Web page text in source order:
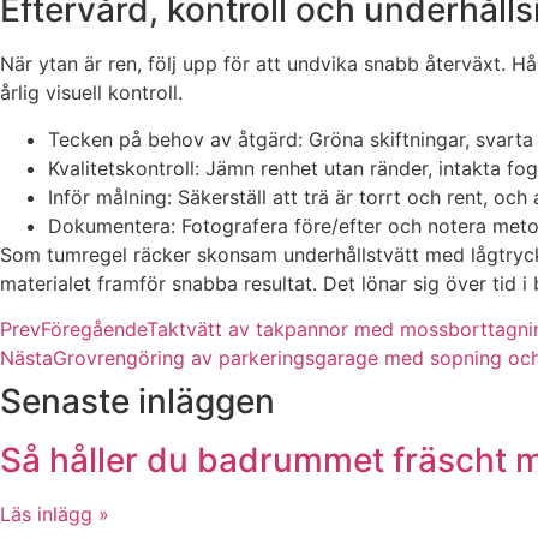
Eftervård, kontroll och
När ytan är ren, följ upp för att undvika snabb återväxt.
årlig visuell kontroll.
Tecken på behov av åtgärd: Gröna skiftningar,
Kvalitetskontroll: Jämn renhet utan ränder, intakta
Inför målning: Säkerställ att trä är torrt och rent,
Dokumentera: Fotografera före/efter och notera
Som tumregel räcker skonsam underhållstvätt med
materialet framför snabba resultat. Det lönar sig över tid
PrevFöregåendeTaktvätt av takpannor med
NästaGrovrengöring av parkeringsgarage med sopning
Senaste inläggen
Så håller du badrummet fräscht
Läs inlägg »